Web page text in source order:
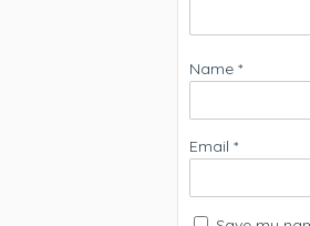
Name *
Email *